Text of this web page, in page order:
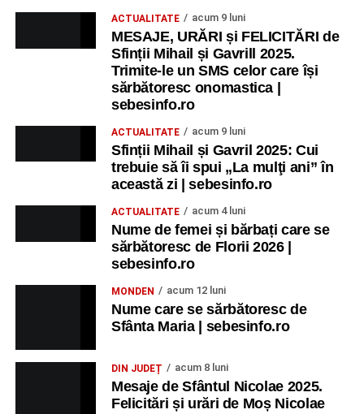
ACTUALITATE acum 9 luni
MESAJE, URĂRI și FELICITĂRI de
Sfinții Mihail și Gavrill 2025.
Trimite-le un SMS celor care își
sărbătoresc onomastica |
sebesinfo.ro
ACTUALITATE acum 9 luni
Sfinții Mihail și Gavril 2025: Cui
trebuie să îi spui „La mulţi ani” în
această zi | sebesinfo.ro
ACTUALITATE acum 4 luni
Nume de femei și bărbați care se
sărbătoresc de Florii 2026 |
sebesinfo.ro
MONDEN acum 12 luni
Nume care se sărbătoresc de
Sfânta Maria | sebesinfo.ro
DIN JUDEȚ acum 8 luni
Mesaje de Sfântul Nicolae 2025.
Felicitări și urări de Moș Nicolae